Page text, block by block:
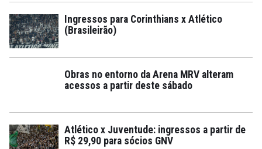
Ingressos para Corinthians x Atlético
(Brasileirão)
Obras no entorno da Arena MRV alteram
acessos a partir deste sábado
Atlético x Juventude: ingressos a partir de
R$ 29,90 para sócios GNV